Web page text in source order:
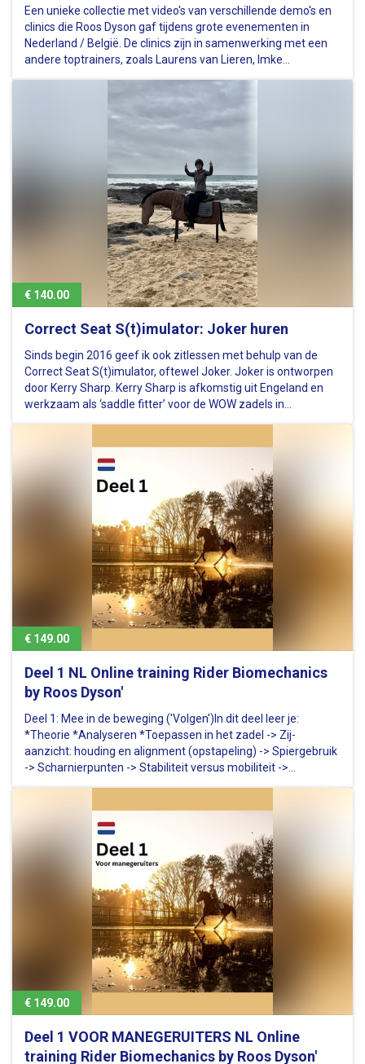
Een unieke collectie met video's van verschillende demo's en
clinics die Roos Dyson gaf tijdens grote evenementen in
Nederland / België. De clinics zijn in samenwerking met een
andere toptrainers, zoals Laurens van Lieren, Imke
€ 140.00
Correct Seat S(t)imulator: Joker huren
Sinds begin 2016 geef ik ook zitlessen met behulp van de
Correct Seat S(t)imulator, oftewel Joker. Joker is ontworpen
door Kerry Sharp. Kerry Sharp is afkomstig uit Engeland en
werkzaam als ‘saddle fitter’ voor de WOW zadels in
€ 149.00
Deel 1 NL Online training Rider Biomechanics
by Roos Dyson'
Deel 1: Mee in de beweging ('Volgen')In dit deel leer je:
*Theorie *Analyseren *Toepassen in het zadel -> Zij-
aanzicht: houding en alignment (opstapeling) -> Spiergebruik
-> Scharnierpunten -> Stabiliteit versus mobiliteit ->
€ 149.00
Deel 1 VOOR MANEGERUITERS NL Online
training Rider Biomechanics by Roos Dyson'